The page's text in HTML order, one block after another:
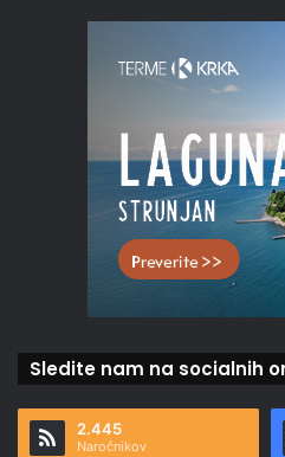
Sledite nam na socialnih
2.445
Naročnikov